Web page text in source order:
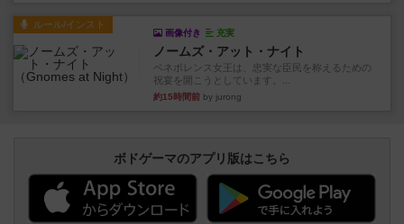
ルール/インスト
画像付き 充実
ノームズ・アット・ナイト
ベネボレンス女王は、忠実な臣民を称えるための
祝宴を開こうとしています。...
約15時間前 by jurong
ボドゲーマのアプリ版はこちら